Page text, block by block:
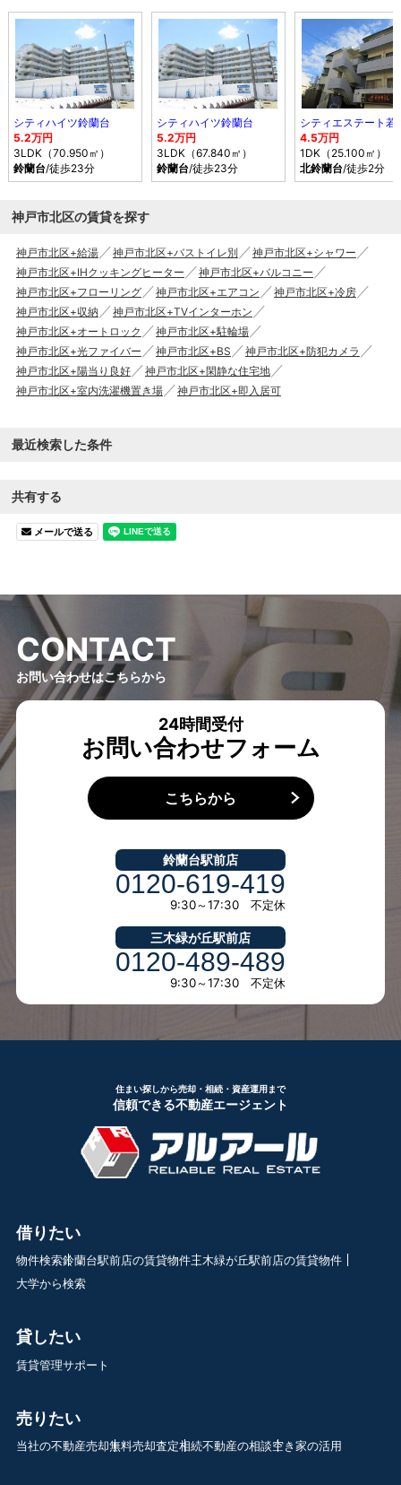
シティハイツ鈴蘭台
5.2万円
3LDK（70.950㎡）
鈴蘭台/徒歩23分
シティハイツ鈴蘭台
5.2万円
3LDK（67.840㎡）
鈴蘭台/徒歩23分
シティエステート若
4.5万円
1DK（25.100㎡）
北鈴蘭台/徒歩2分
神戸市北区の賃貸を探す
神戸市北区+給湯 神戸市北区+バストイレ別
神戸市北区+シャワー
神戸市北区+IHクッキングヒーター
神戸市北区+バルコニー
神戸市北区+フローリング
神戸市北区+エアコン
神戸市北区+冷房
神戸市北区+収納
神戸市北区+TVインターホン
神戸市北区+オートロック
神戸市北区+駐輪場
神戸市北区+光ファイバー
神戸市北区+BS
神戸市北区+防犯カメラ
神戸市北区+陽当り良好
神戸市北区+閑静な住宅地
神戸市北区+室内洗濯機置き場
神戸市北区+即入居可
最近検索した条件
共有する
メールで送る
CONTACT
お問い合わせはこちらから
24時間受付
お問い合わせフォーム
こちらから
鈴蘭台駅前店
0120-619-419
9:30～17:30 不定休
三木緑が丘駅前店
0120-489-489
9:30～17:30 不定休
住まい探しから売却・相続・資産運用まで
信頼できる不動産エージェント
借りたい
物件検索鈴蘭台駅前店の賃貸物件三木緑が丘駅前店の賃貸物件
大学から検索
貸したい
賃貸管理サポート
売りたい
当社の不動産売却無料売却査定相続不動産の相談空き家の活用